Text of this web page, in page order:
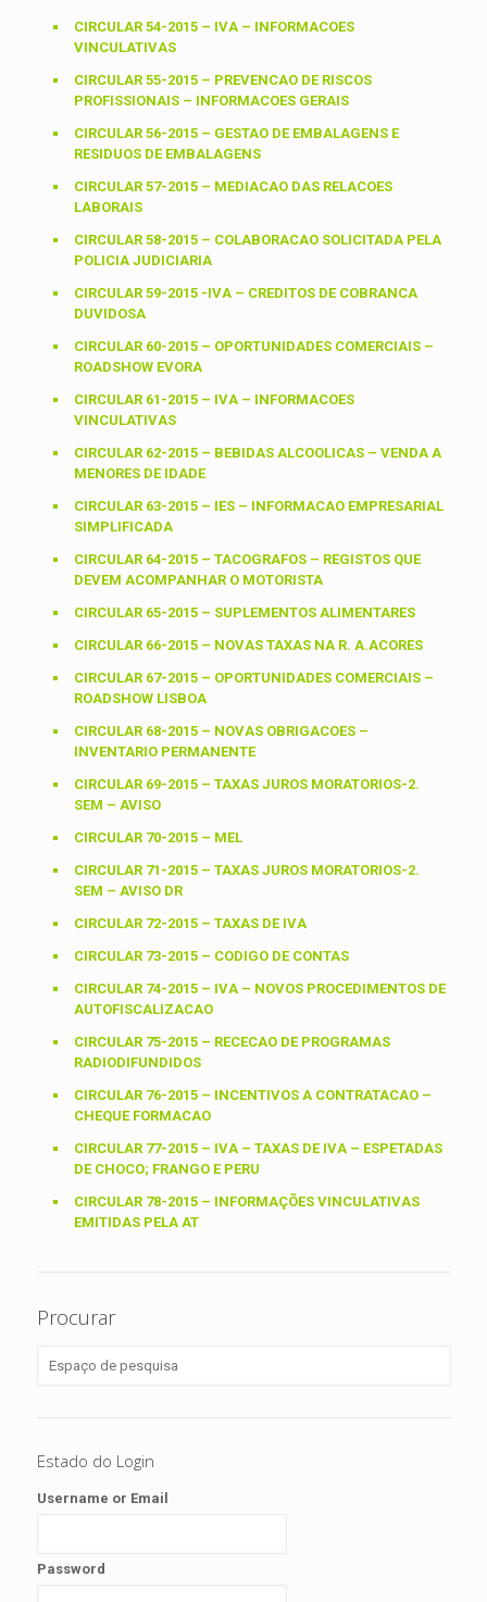
CIRCULAR 54-2015 – IVA – INFORMACOES
VINCULATIVAS
CIRCULAR 55-2015 – PREVENCAO DE RISCOS
PROFISSIONAIS – INFORMACOES GERAIS
CIRCULAR 56-2015 – GESTAO DE EMBALAGENS E
RESIDUOS DE EMBALAGENS
CIRCULAR 57-2015 – MEDIACAO DAS RELACOES
LABORAIS
CIRCULAR 58-2015 – COLABORACAO SOLICITADA PELA
POLICIA JUDICIARIA
CIRCULAR 59-2015 -IVA – CREDITOS DE COBRANCA
DUVIDOSA
CIRCULAR 60-2015 – OPORTUNIDADES COMERCIAIS –
ROADSHOW EVORA
CIRCULAR 61-2015 – IVA – INFORMACOES
VINCULATIVAS
CIRCULAR 62-2015 – BEBIDAS ALCOOLICAS – VENDA A
MENORES DE IDADE
CIRCULAR 63-2015 – IES – INFORMACAO EMPRESARIAL
SIMPLIFICADA
CIRCULAR 64-2015 – TACOGRAFOS – REGISTOS QUE
DEVEM ACOMPANHAR O MOTORISTA
CIRCULAR 65-2015 – SUPLEMENTOS ALIMENTARES
CIRCULAR 66-2015 – NOVAS TAXAS NA R. A.ACORES
CIRCULAR 67-2015 – OPORTUNIDADES COMERCIAIS –
ROADSHOW LISBOA
CIRCULAR 68-2015 – NOVAS OBRIGACOES –
INVENTARIO PERMANENTE
CIRCULAR 69-2015 – TAXAS JUROS MORATORIOS-2.
SEM – AVISO
CIRCULAR 70-2015 – MEL
CIRCULAR 71-2015 – TAXAS JUROS MORATORIOS-2.
SEM – AVISO DR
CIRCULAR 72-2015 – TAXAS DE IVA
CIRCULAR 73-2015 – CODIGO DE CONTAS
CIRCULAR 74-2015 – IVA – NOVOS PROCEDIMENTOS DE
AUTOFISCALIZACAO
CIRCULAR 75-2015 – RECECAO DE PROGRAMAS
RADIODIFUNDIDOS
CIRCULAR 76-2015 – INCENTIVOS A CONTRATACAO –
CHEQUE FORMACAO
CIRCULAR 77-2015 – IVA – TAXAS DE IVA – ESPETADAS
DE CHOCO; FRANGO E PERU
CIRCULAR 78-2015 – INFORMAÇÕES VINCULATIVAS
EMITIDAS PELA AT
Procurar
Estado do Login
Username or Email
Password